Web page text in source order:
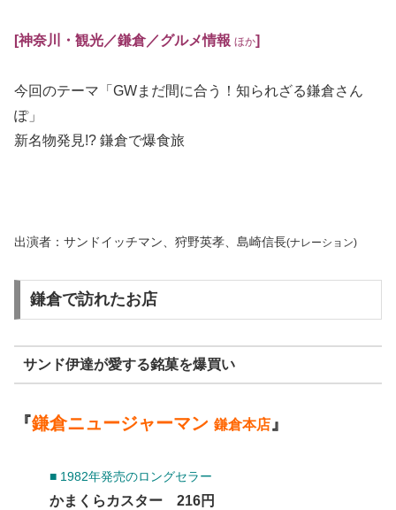
[神奈川・観光／鎌倉／グルメ情報 ほか]
今回のテーマ「GWまだ間に合う！知られざる鎌倉さん
ぽ」
新名物発見!? 鎌倉で爆食旅
出演者：サンドイッチマン、狩野英孝、島崎信長(ナレーション)
鎌倉で訪れたお店
サンド伊達が愛する銘菓を爆買い
『鎌倉ニュージャーマン 鎌倉本店』
■ 1982年発売のロングセラー
かまくらカスター 216円